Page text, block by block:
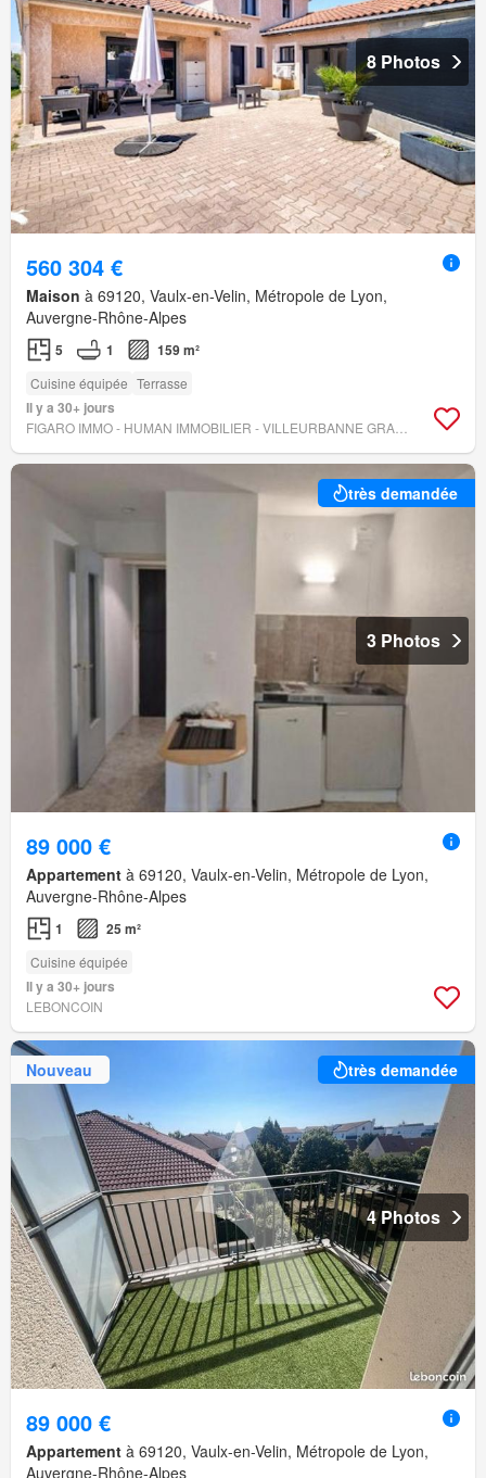
8 Photos
560 304 €
Maison à 69120, Vaulx-en-Velin, Métropole de Lyon,
Auvergne-Rhône-Alpes
5 1 159 m²
Cuisine équipée Terrasse
Il y a 30+ jours
très demandée
3 Photos
89 000 €
Appartement à 69120, Vaulx-en-Velin, Métropole de Lyon,
Auvergne-Rhône-Alpes
1 25 m²
Cuisine équipée
Il y a 30+ jours
LEBONCOIN
Nouveau très demandée
4 Photos
89 000 €
Appartement à 69120, Vaulx-en-Velin, Métropole de Lyon,
Auvergne-Rhône-Alpes